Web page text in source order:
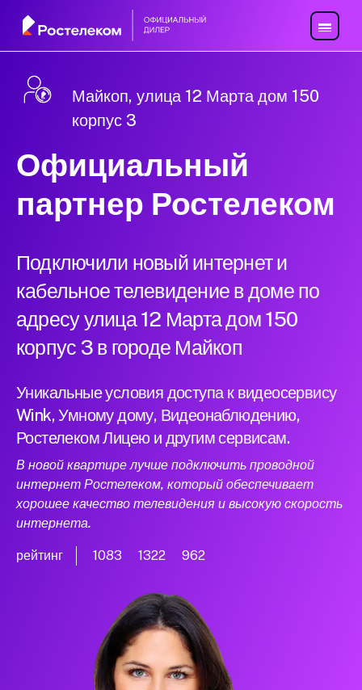
Майкоп, улица 12 Марта дом 150
корпус 3
Официальный
партнер Ростелеком
Подключили новый интернет и
кабельное телевидение в доме по
адресу улица 12 Марта дом 150
корпус 3 в городе Майкоп
Уникальные условия доступа к видеосервису
Wink, Умному дому, Видеонаблюдению,
Ростелеком Лицею и другим сервисам.
В новой квартире лучше подключить проводной
интернет Ростелеком, который обеспечивает
хорошее качество телевидения и высокую скорость
интернета.
рейтинг 1083 1322 962